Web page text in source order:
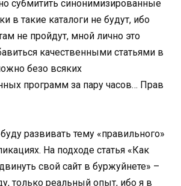
но субмитить синонимизированные
в такие каталоги не будут, ибо
не пройдут, мной лично это
качественными статьями в
безо всяких
программ за пару часов… Прав
развивать тему «правильного»
На подходе статья «Как
свой сайт в буржуйнете» –
только реальный опыт, ибо я в